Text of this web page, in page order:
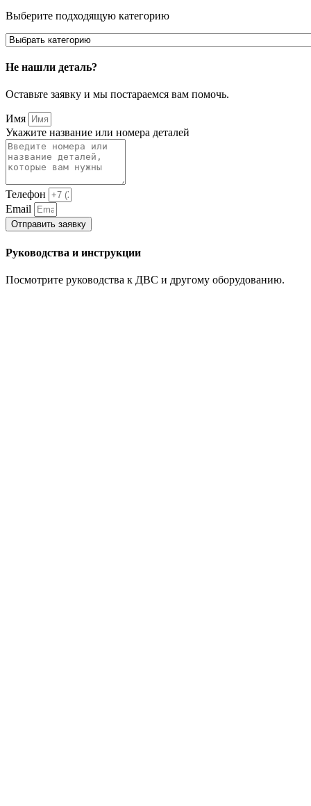
Выберите подходящую категорию
Не нашли деталь?
Оставьте заявку и мы постараемся вам помочь.
Имя
Укажите название или номера деталей
Телефон
Email
Отправить заявку
Руководства и инструкции
Посмотрите руководства к ДВС и другому оборудованию.